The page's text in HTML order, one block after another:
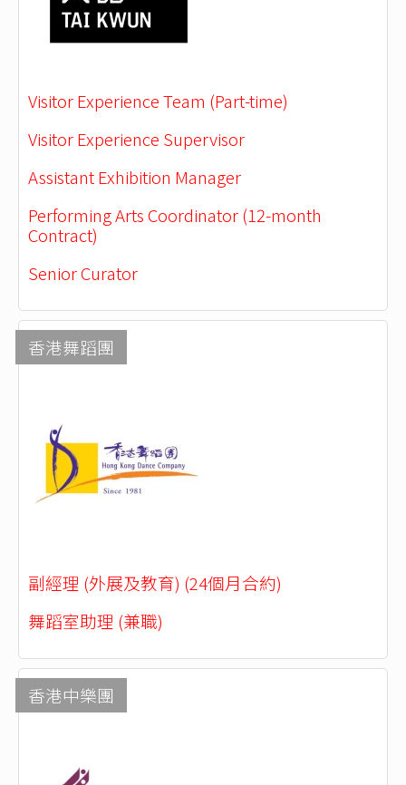
Visitor Experience Team (Part-time)
Visitor Experience Supervisor
Assistant Exhibition Manager
Performing Arts Coordinator (12-month
Contract)
Senior Curator
香港舞蹈團
副經理 (外展及教育) (24個月合約)
舞蹈室助理 (兼職)
香港中樂團